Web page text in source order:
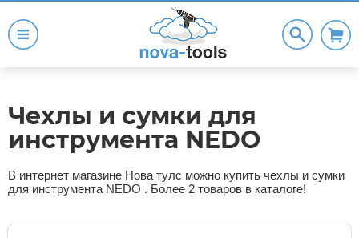
Чехлы и сумки для
инструмента NEDO
В интернет магазине Нова тулс можно купить чехлы и сумки
для инструмента NEDO . Более 2 товаров в каталоге!